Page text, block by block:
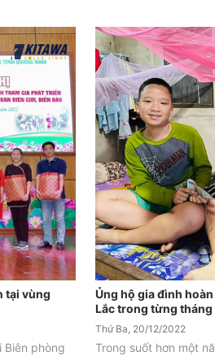
tại vùng
Biên phòng
Ủng hộ gia đình
Lắc trong từng
Thứ Ba, 20/12/2022
Trong suốt hơn một